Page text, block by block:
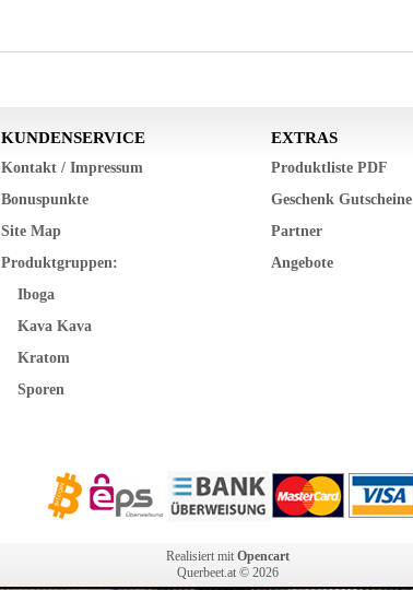
KUNDENSERVICE
Kontakt / Impressum
Bonuspunkte
Site Map
Produktgruppen:
Iboga
Kava Kava
Kratom
Sporen
EXTRAS
Produktliste PDF
Geschenk Gutscheine
Partner
Angebote
Realisiert mit Opencart
Querbeet.at © 2026